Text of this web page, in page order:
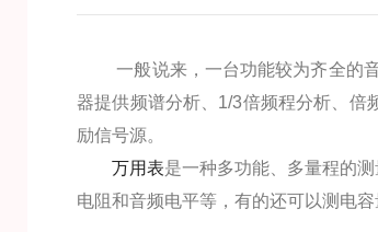
一般说来，一台功能较为齐全的音
器提供频谱分析、1/3倍频程分析、倍
励信号源。
万用表是一种多功能、多量程的
电阻和音频电平等，有的还可以测电